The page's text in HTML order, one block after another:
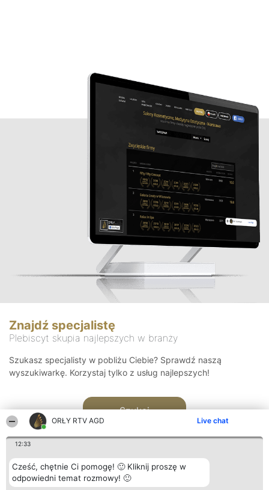
ORŁY RTV AGD Live chat
12:33
Cześć, chętnie Ci pomogę! 🙂 Kliknij proszę w
odpowiedni temat rozmowy! 🙂
Znajdź specjalistę
Plebiscyt skupia najlepszych w branży
Szukasz specjalisty w pobliżu Ciebie? Sprawdź naszą
wyszukiwarkę. Korzystaj tylko z usług najlepszych!
Szukaj